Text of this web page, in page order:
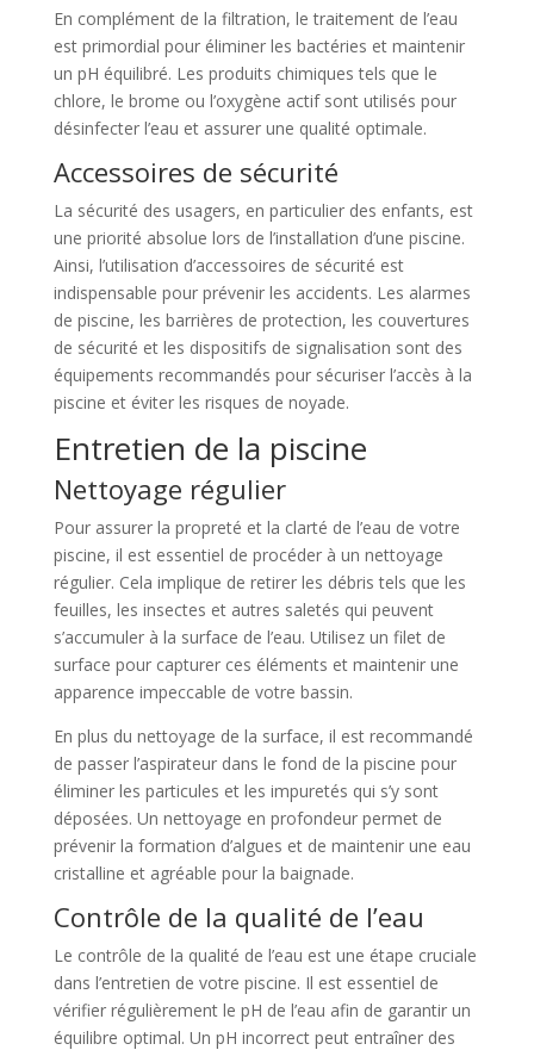
En complément de la filtration, le traitement de l’eau
est primordial pour éliminer les bactéries et maintenir
un pH équilibré. Les produits chimiques tels que le
chlore, le brome ou l’oxygène actif sont utilisés pour
désinfecter l’eau et assurer une qualité optimale.
Accessoires de sécurité
La sécurité des usagers, en particulier des enfants, est
une priorité absolue lors de l’installation d’une piscine.
Ainsi, l’utilisation d’accessoires de sécurité est
indispensable pour prévenir les accidents. Les alarmes
de piscine, les barrières de protection, les couvertures
de sécurité et les dispositifs de signalisation sont des
équipements recommandés pour sécuriser l’accès à la
piscine et éviter les risques de noyade.
Entretien de la piscine
Nettoyage régulier
Pour assurer la propreté et la clarté de l’eau de votre
piscine, il est essentiel de procéder à un nettoyage
régulier. Cela implique de retirer les débris tels que les
feuilles, les insectes et autres saletés qui peuvent
s’accumuler à la surface de l’eau. Utilisez un filet de
surface pour capturer ces éléments et maintenir une
apparence impeccable de votre bassin.
En plus du nettoyage de la surface, il est recommandé
de passer l’aspirateur dans le fond de la piscine pour
éliminer les particules et les impuretés qui s’y sont
déposées. Un nettoyage en profondeur permet de
prévenir la formation d’algues et de maintenir une eau
cristalline et agréable pour la baignade.
Contrôle de la qualité de l’eau
Le contrôle de la qualité de l’eau est une étape cruciale
dans l’entretien de votre piscine. Il est essentiel de
vérifier régulièrement le pH de l’eau afin de garantir un
équilibre optimal. Un pH incorrect peut entraîner des